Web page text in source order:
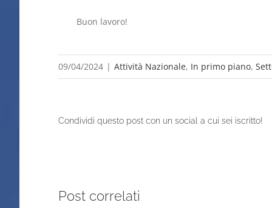
Buon lavoro!
09/04/2024 | Attività Nazionale, In primo piano,
Condividi questo post con un social a cui sei iscritto!
Post correlati